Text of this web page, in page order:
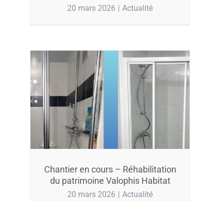
20 mars 2026 | Actualité
Chantier en cours – Réhabilitation
du patrimoine Valophis Habitat
20 mars 2026 | Actualité